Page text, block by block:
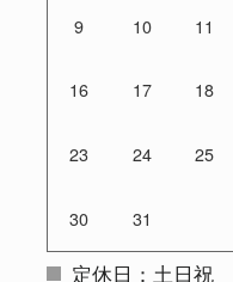
9 10 11
16 17 18
23 24 25
30 31
定休日：土日祝